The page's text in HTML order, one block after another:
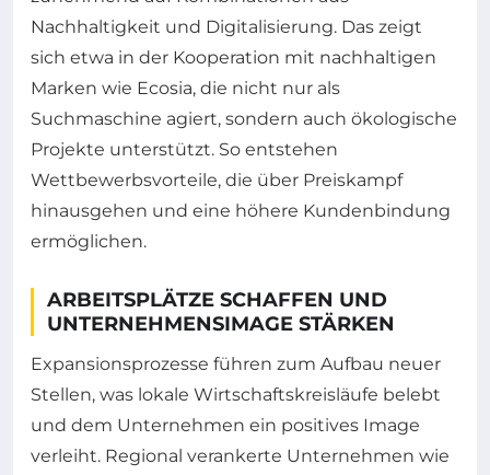
Nachhaltigkeit und Digitalisierung. Das zeigt
sich etwa in der Kooperation mit nachhaltigen
Marken wie Ecosia, die nicht nur als
Suchmaschine agiert, sondern auch ökologische
Projekte unterstützt. So entstehen
Wettbewerbsvorteile, die über Preiskampf
hinausgehen und eine höhere Kundenbindung
ermöglichen.
ARBEITSPLÄTZE SCHAFFEN UND
UNTERNEHMENSIMAGE STÄRKEN
Expansionsprozesse führen zum Aufbau neuer
Stellen, was lokale Wirtschaftskreisläufe belebt
und dem Unternehmen ein positives Image
verleiht. Regional verankerte Unternehmen wie